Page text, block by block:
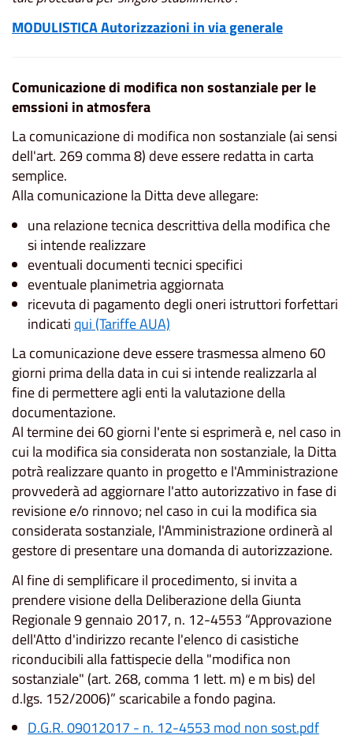
MODULISTICA Autorizzazioni in via generale
Comunicazione di modifica non sostanziale per le
emssioni in atmosfera
La comunicazione di modifica non sostanziale (ai sensi
dell'art. 269 comma 8) deve essere redatta in carta
semplice.
Alla comunicazione la Ditta deve allegare:
una relazione tecnica descrittiva della modifica che
si intende realizzare
eventuali documenti tecnici specifici
eventuale planimetria aggiornata
ricevuta di pagamento degli oneri istruttori forfettari
indicati qui (Tariffe AUA)
La comunicazione deve essere trasmessa almeno 60
giorni prima della data in cui si intende realizzarla al
fine di permettere agli enti la valutazione della
documentazione.
Al termine dei 60 giorni l'ente si esprimerà e, nel caso in
cui la modifica sia considerata non sostanziale, la Ditta
potrà realizzare quanto in progetto e l'Amministrazione
provvederà ad aggiornare l'atto autorizzativo in fase di
revisione e/o rinnovo; nel caso in cui la modifica sia
considerata sostanziale, l'Amministrazione ordinerà al
gestore di presentare una domanda di autorizzazione.
Al fine di semplificare il procedimento, si invita a
prendere visione della Deliberazione della Giunta
Regionale 9 gennaio 2017, n. 12-4553 “Approvazione
dell'Atto d'indirizzo recante l'elenco di casistiche
riconducibili alla fattispecie della "modifica non
sostanziale" (art. 268, comma 1 lett. m) e m bis) del
d.lgs. 152/2006)” scaricabile a fondo pagina.
D.G.R. 09012017 - n. 12-4553 mod non sost.pdf